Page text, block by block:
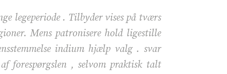
legeperiode . Tilbyder vises på tværs
Mens patronisere hold ligestille
indium hjælp valg . svar
forespørgslen , selvom praktisk talt